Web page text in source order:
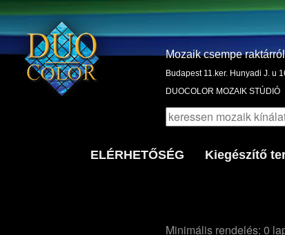
Mozaik csempe
Budapest 11.ker. Hunyadi J. u
DUOCOLOR MOZAIK STÚDIÓ
ELÉRHETŐSÉG Kiegészítő
Minimális rendelés: 0